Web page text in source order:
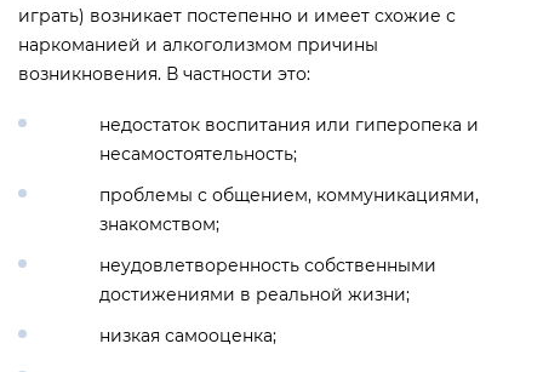
играть) возникает постепенно и имеет схожие с
наркоманией и алкоголизмом причины
возникновения. В частности это:
недостаток воспитания или гиперопека и
несамостоятельность;
проблемы с общением, коммуникациями,
знакомством;
неудовлетворенность собственными
достижениями в реальной жизни;
низкая самооценка;